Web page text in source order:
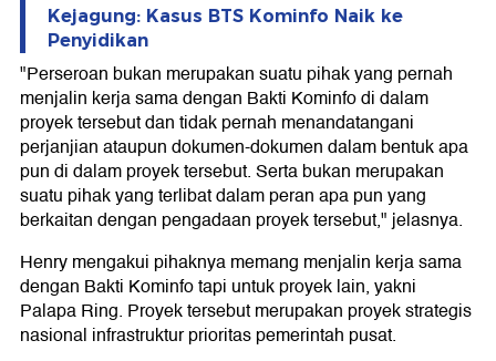
Kejagung: Kasus BTS Kominfo Naik ke
Penyidikan
"Perseroan bukan merupakan suatu pihak yang pernah
menjalin kerja sama dengan Bakti Kominfo di dalam
proyek tersebut dan tidak pernah menandatangani
perjanjian ataupun dokumen-dokumen dalam bentuk apa
pun di dalam proyek tersebut. Serta bukan merupakan
suatu pihak yang terlibat dalam peran apa pun yang
berkaitan dengan pengadaan proyek tersebut," jelasnya.
Henry mengakui pihaknya memang menjalin kerja sama
dengan Bakti Kominfo tapi untuk proyek lain, yakni
Palapa Ring. Proyek tersebut merupakan proyek strategis
nasional infrastruktur prioritas pemerintah pusat.